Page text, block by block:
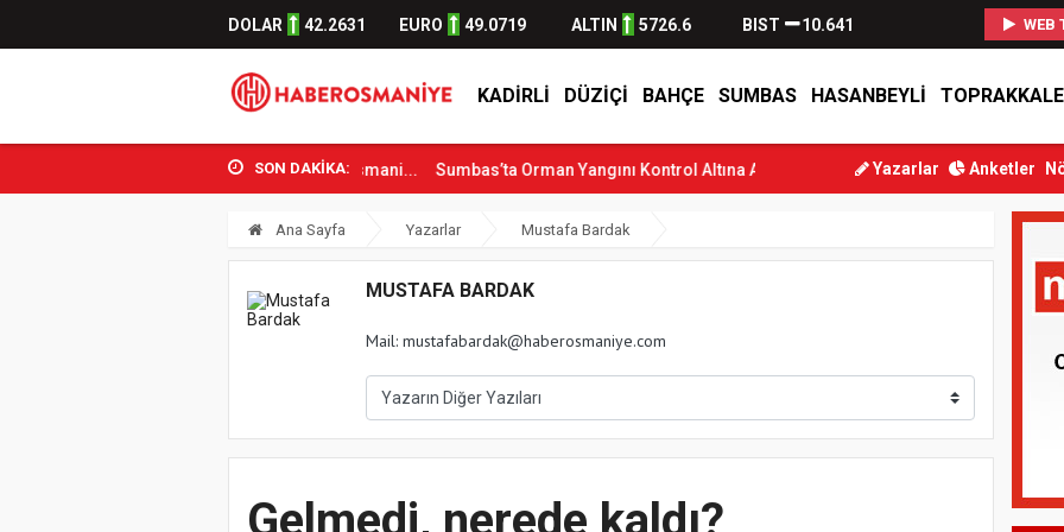
DOLAR 42.2631 EURO 49.0719 ALTIN 5726.6 BIST 10.641 WEB
KADIRLI DÜZIÇI BAHÇE SUMBAS HASANBEYLI TOPRAKKALE
SON DAKİKA:
ve Spor Bakanı Osman Aşkın Bak Osmani... Sumbas’ta Orman Yangını Kontrol Altına Alındı Osmaniye’de Tren Çarpması: Genç
Yazarlar Anketler
Ana Sayfa Yazarlar Mustafa Bardak
MUSTAFA BARDAK
Mail: mustafabardak@haberosmaniye.com